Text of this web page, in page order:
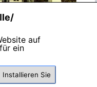
auf
ein
Installieren Sie